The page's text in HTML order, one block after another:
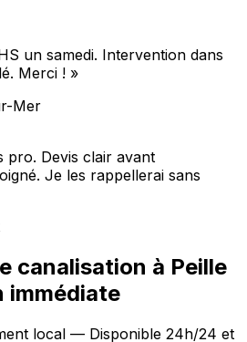
un samedi. Intervention dans
Merci ! »
Mer
pro. Devis clair avant
Je les rappellerai sans
canalisation à Peille
local — Disponible 24h/24 et